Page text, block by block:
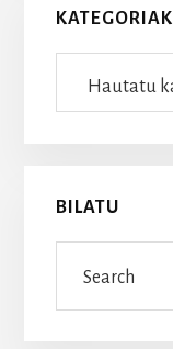
KATEGORIAK
BILATU